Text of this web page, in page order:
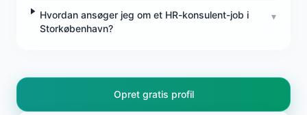
Hvordan ansøger jeg om et HR-konsulent-job i
Storkøbenhavn?
▾
Opret gratis profil